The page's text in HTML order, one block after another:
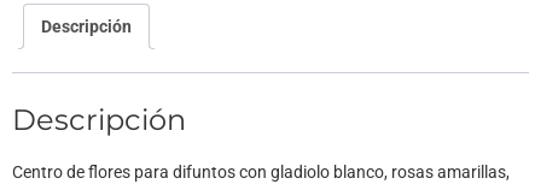
Descripción
Descripción
Centro de flores para difuntos con gladiolo blanco, rosas amarillas,